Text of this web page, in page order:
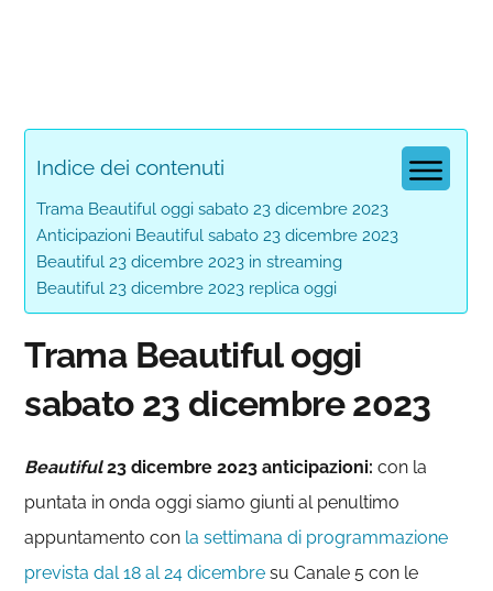
Indice dei contenuti
Trama Beautiful oggi sabato 23 dicembre 2023
Anticipazioni Beautiful sabato 23 dicembre 2023
Beautiful 23 dicembre 2023 in streaming
Beautiful 23 dicembre 2023 replica oggi
Trama Beautiful oggi
sabato 23 dicembre 2023
Beautiful23 dicembre 2023 anticipazioni: con la
puntata in onda oggi siamo giunti al penultimo
appuntamento con la settimana di programmazione
prevista dal 18 al 24 dicembre su Canale 5 con le